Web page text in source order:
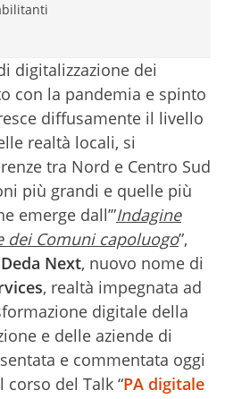
digitalizzazione dei
con la pandemia e spinto
diffusamente il livello
realtà locali, si
tra Nord e Centro Sud
più grandi e quelle più
emerge dall’”Indagine
Comuni capoluogo”,
Deda Next, nuovo nome di
, realtà impegnata ad
digitale della
e delle aziende di
e commentata oggi
corso del Talk “PA digitale